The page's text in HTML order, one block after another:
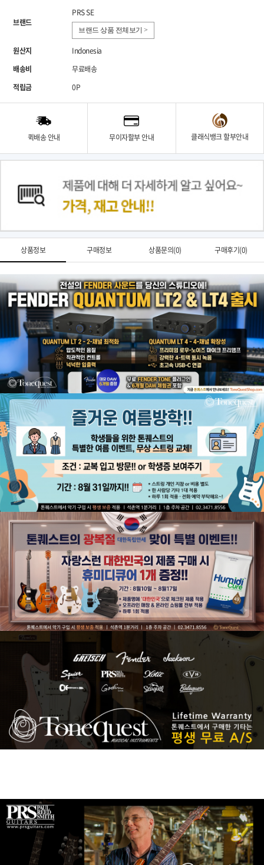
브랜드
PRS SE
브랜드 상품 전체보기 >
원산지
Indonesia
배송비
무료배송
적립금
0P
퀵배송 안내 무이자할부 안내 클래식뱅크 할부안내
상품정보 구매정보 상품문의(0) 구매후기(0)